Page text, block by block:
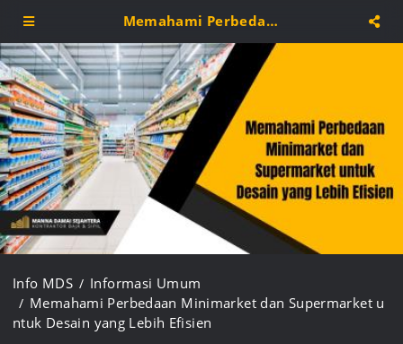
Memahami Perbedaan Minimarket dan Supermarket untuk Desain yang Lebih Efisien
Info MDS
Informasi Umum
Memahami Perbedaan Minimarket dan Supermarket u
ntuk Desain yang Lebih Efisien